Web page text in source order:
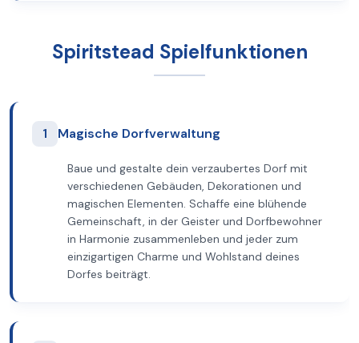
Spiritstead Spielfunktionen
1 Magische Dorfverwaltung
Baue und gestalte dein verzaubertes Dorf mit
verschiedenen Gebäuden, Dekorationen und
magischen Elementen. Schaffe eine blühende
Gemeinschaft, in der Geister und Dorfbewohner
in Harmonie zusammenleben und jeder zum
einzigartigen Charme und Wohlstand deines
Dorfes beiträgt.